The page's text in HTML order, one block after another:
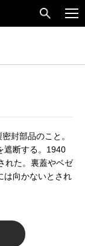
封部品のこと。
遮断する。1940
れた。裏蓋やベゼ
は向かないとされ